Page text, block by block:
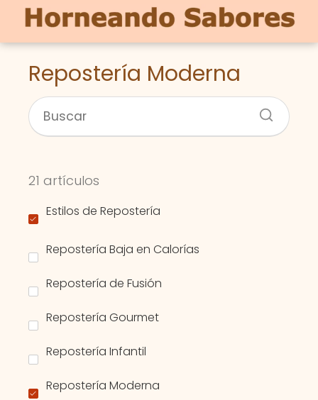
Repostería Moderna
21 artículos
Estilos de Repostería
Repostería Baja en Calorías
Repostería de Fusión
Repostería Gourmet
Repostería Infantil
Repostería Moderna